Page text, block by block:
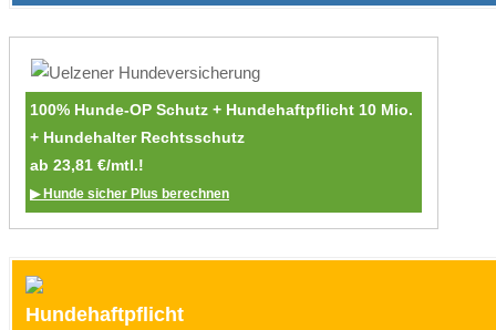
100% Hunde-OP Schutz + Hundehaftpflicht 10 Mio.
+ Hundehalter Rechtsschutz
ab 23,81 €/mtl.!
▶ Hunde sicher Plus berechnen
Hundehaftpflicht